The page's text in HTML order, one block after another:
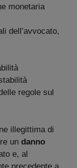
monetaria
dell’avvocato,
regole sul
illegittima di
un danno
e, al